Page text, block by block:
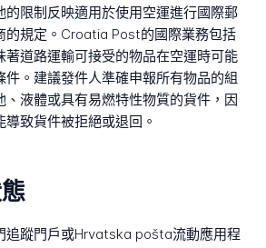
的限制反映適用於使用空運進行國際郵
的規定。Croatia Post的國際業務包括
著道路運輸可接受的物品在空運時可能
件。建議發件人準確申報所有物品的組
、液體或具有易燃特性物質的貨件，因
致貨件被拒絕或退回。
追蹤門戶或Hrvatska pošta流動應用程